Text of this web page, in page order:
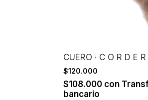
CUERO · C O R D E
$120.000
$108.000 con
bancario